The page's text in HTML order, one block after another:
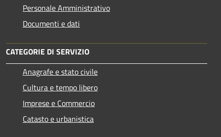
Personale Amministrativo
Documenti e dati
CATEGORIE DI SERVIZIO
Anagrafe e stato civile
Cultura e tempo libero
Imprese e Commercio
Catasto e urbanistica